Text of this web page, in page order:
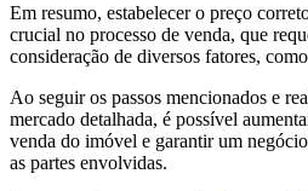
Em resumo, estabelecer o preço
crucial no processo de venda, que
consideração de diversos fatores,
Ao seguir os passos mencionados e
mercado detalhada, é possível
venda do imóvel e garantir um
as partes envolvidas.